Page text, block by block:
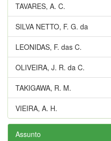
TAVARES, A. C.
SILVA NETTO, F. G. da
LEONIDAS, F. das C.
OLIVEIRA, J. R. da C.
TAKIGAWA, R. M.
VIEIRA, A. H.
Assunto